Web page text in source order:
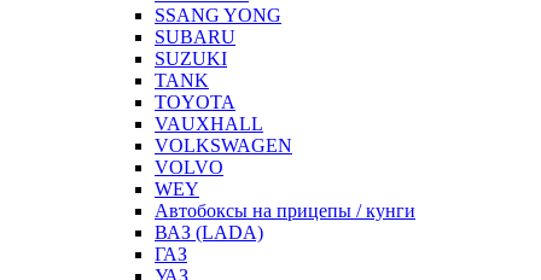
SSANG YONG
SUBARU
SUZUKI
TANK
TOYOTA
VAUXHALL
VOLKSWAGEN
VOLVO
WEY
Автобоксы на прицепы / кунги
ВАЗ (LADA)
ГАЗ
УАЗ